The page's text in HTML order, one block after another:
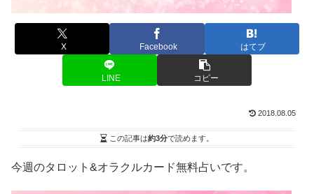
X Facebook はてブ
LINE コピー
2018.08.05
この記事は約3分で読めます。
今週のタロット&オラクルカード無料占いです。